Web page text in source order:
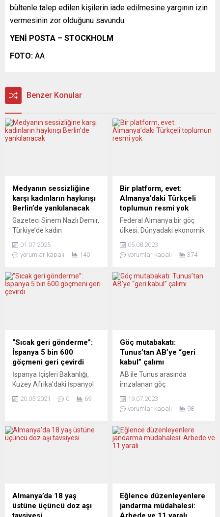
bültenle talep edilen kişilerin iade edilmesine yargının izin
vermesinin zor olduğunu savundu.
YENİ POSTA – STOCKHOLM
FOTO: AA
Benzer Konular
Medyanın sessizliğine
karşı kadınların haykırışı
Berlin’de yankılanacak
Gazeteci Sinem Nazlı Demir,
Türkiye’de kadın
cinayetler karşısındaki
rolünü Berlin’de tartışmaya
gölgesinde kalan medya
sessizliğine dikkat çekmek
sessizliği, kadınların
haykırışı” başlığıyla
düzenlenecek etkinlikte,
gazeteci-yazar Sinem Nazlı
Demir konuk olarak yer...
01.07.2025
yorumlar kapalı
140
Bir platform, evet:
Almanya’daki Türkçeli
toplumun resmi yok
Federal Almanya bir göç
ülkesi. Dünyadaki ekonomik
daha az gelişmiş
ekonomilerin çalkantıları,
yönelik “işgücü arzını” ve
akınını teşvik ediyor. Bu,
hızla büyüyen bir işgücü
açığı var. Büyüyen ve
doldurulması gereken...
05.08.2023
yorumlar kapalı
374
“Sıcak geri gönderme”:
İspanya 5 bin 600
göçmeni geri çevirdi
İspanya İçişleri Bakanlığı,
Kuzey Afrika’daki İspanyol
Mayıs’tan bu yana yasa dışı
çoğunluğunu Fas’a geri
gönderdiğini açıkladı.
yapan düzensiz
göçmenlerin sayısının 5 bin
600’ü bulduğu bildirildi.
20.05.2021 0 69
Göç mutabakatı:
Tunus’tan AB’ye “geri
kabul” çalımı
AB ile Tunus arasında
imzalanan göç
yürürlükteki mutabakattan
farklı noktalar dikkat çekiyor.
sadece kendi vatandaşlarını
geri kabul etmeyi
Başbakanı Mark Rutte’nin
Pazar günü Tunus’ta
Cumhurbaşkanı Kays Said
19.07.2023
yorumlar kapalı
98
Almanya’da 18 yaş
üstüne üçüncü doz aşı
Eğlence düzenleyenlere
jandarma müdahalesi: